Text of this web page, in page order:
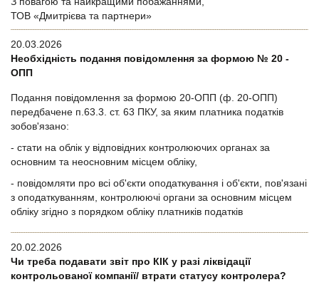
ТОВ «Дмитрієва та партнери»
20.03.2026
Необхідність подання повідомлення за формою № 20 -
ОПП
Подання повідомлення за формою 20-ОПП (ф. 20-ОПП)
передбачене п.63.3. ст. 63 ПКУ, за яким платника податків
зобов'язано:
- стати на облік у відповідних контролюючих органах за
основним та неосновним місцем обліку,
- повідомляти про всі об'єкти оподаткування і об'єкти, пов'язані
з оподаткуванням, контролюючі органи за основним місцем
обліку згідно з порядком обліку платників податків
20.02.2026
Чи треба подавати звіт про КІК у разі ліквідації
контрольованої компанії/ втрати статусу контролера?